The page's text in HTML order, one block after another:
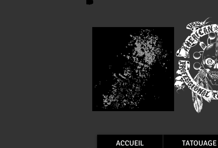
ACCUEIL TATOUAGE